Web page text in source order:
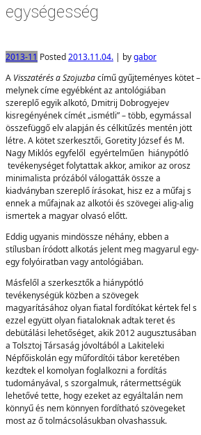
egységesség
2013-11 Posted2013.11.04. | bygabor
A Visszatérésa Szojuzbacímű gyűjteményes kötet –
melynek címe egyébként az antológiában
szereplő egyik alkotó, Dmitrij Dobrogyejev
kisregényének címét „ismétli” – több, egymással
összefüggő elv alapján és célkitűzés mentén jött
létre. A kötet szerkesztői, Goretity József és M.
Nagy Miklós egyfelől egyértelműen hiánypótló
tevékenységet folytattak akkor, amikor az orosz
minimalista prózából válogatták össze a
kiadványban szereplő írásokat, hisz ez a műfaj s
ennek a műfajnak az alkotói és szövegei alig-alig
ismertek a magyar olvasó előtt.
Eddig ugyanis mindössze néhány, ebben a
stílusban íródott alkotás jelent meg magyarul egy-
egy folyóiratban vagy antológiában.
Másfelől a szerkesztők a hiánypótló
tevékenységük közben a szövegek
magyarításához olyan fiatal fordítókat kértek fel s
ezzel együtt olyan fiataloknak adtak teret és
debütálási lehetőséget, akik 2012 augusztusában
a Tolsztoj Társaság jóvoltából a Lakiteleki
Népfőiskolán egy műfordítói tábor keretében
kezdtek el komolyan foglalkozni a fordítás
tudományával, s szorgalmuk, rátermettségük
lehetővé tette, hogy ezeket az egyáltalán nem
könnyű és nem könnyen fordítható szövegeket
most az ő tolmácsolásukban olvashassuk.